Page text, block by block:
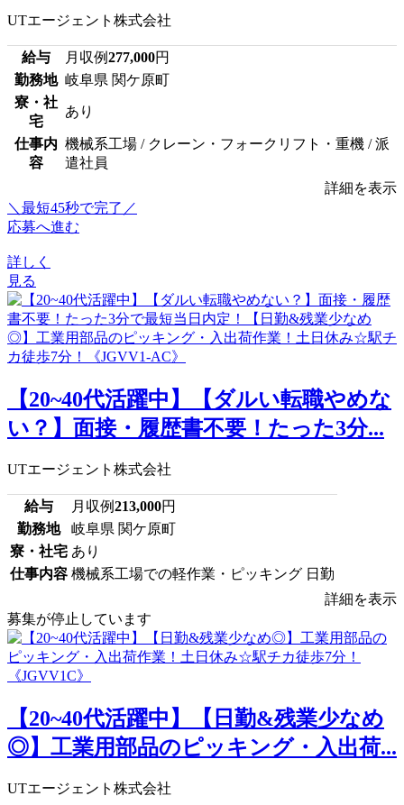
UTエージェント株式会社
給与 月収例277,000円
勤務地 岐阜県 関ケ原町
寮・社
宅
あり
仕事内
容
機械系工場 / クレーン・フォークリフト・重機 / 派
遣社員
詳細を表示
＼最短45秒で完了／
応募へ進む
詳しく
見る
【20~40代活躍中】【ダルい転職やめな
い？】面接・履歴書不要！たった3分...
UTエージェント株式会社
給与 月収例213,000円
勤務地
岐阜県 関ケ原町
寮・社宅 あり
仕事内容 機械系工場での軽作業・ピッキング 日勤
詳細を表示
募集が停止しています
【20~40代活躍中】【日勤&残業少なめ
◎】工業用部品のピッキング・入出荷...
UTエージェント株式会社